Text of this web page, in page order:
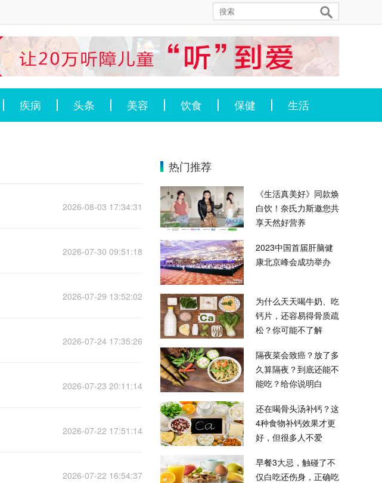
疾病 头条 美容 饮食 保健 生活
2026-08-03 17:34:31
2026-07-30 09:51:18
2026-07-29 13:52:02
2026-07-24 17:35:26
2026-07-23 20:11:14
2026-07-22 17:51:14
2026-07-22 16:54:37
热门推荐
《生活真美好》同款焕
白饮！奈氏力斯邀您共
享天然好营养
2023中国首届肝脑健
康北京峰会成功举办
为什么天天喝牛奶、吃
钙片，还容易得骨质疏
松？你可能不了解
隔夜菜会致癌？放了多
久算隔夜？到底还能不
能吃？给你说明白
还在喝骨头汤补钙？这
4种食物补钙效果才更
好，但很多人不爱
早餐3大忌，触碰了不
仅白吃还伤身，正确吃